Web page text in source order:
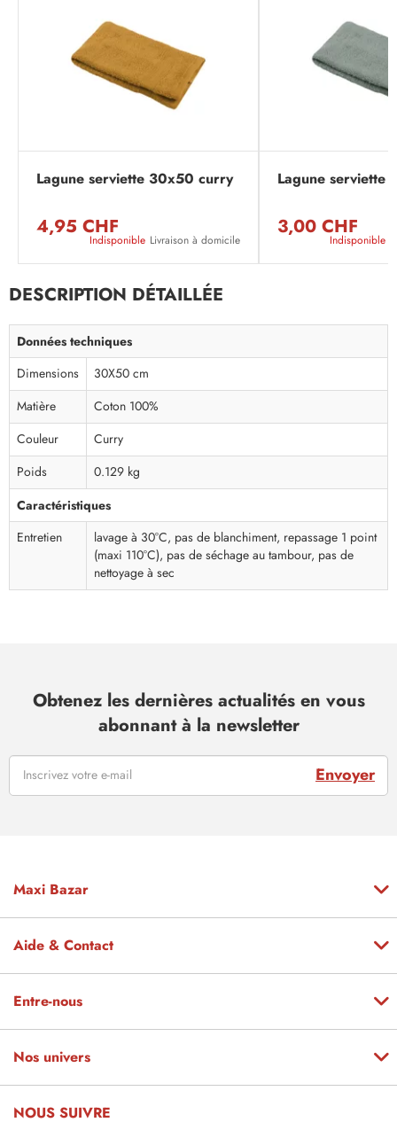
Lagune serviette 30x50 curry
4,95 CHF
Indisponible Livraison à domicile
Lagune serviette
3,00 CHF
Indisponible
DESCRIPTION DÉTAILLÉE
Données techniques
Dimensions
30X50 cm
Matière
Coton 100%
Couleur
Curry
Poids
0.129 kg
Caractéristiques
Entretien
lavage à 30°C, pas de blanchiment, repassage 1 point
(maxi 110°C), pas de séchage au tambour, pas de
nettoyage à sec
Obtenez les dernières actualités en vous
abonnant à la newsletter
Envoyer
Maxi Bazar
Aide & Contact
Entre-nous
Nos univers
NOUS SUIVRE